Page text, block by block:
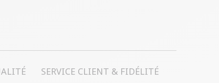
SERVICE CLIENT & FIDÉLITÉ